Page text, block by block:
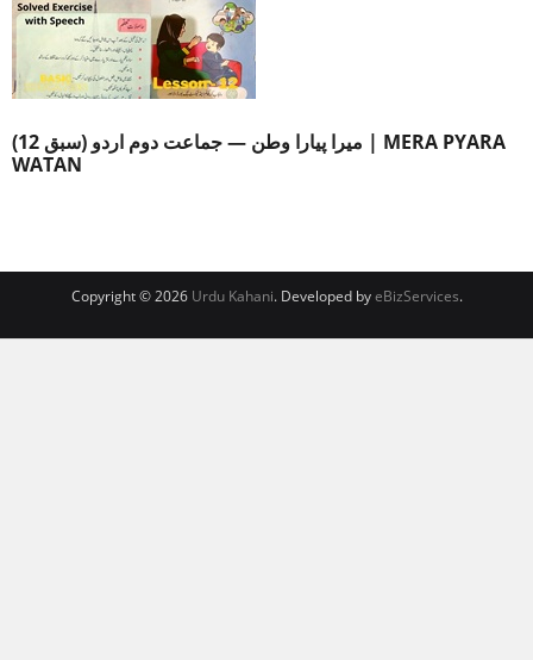
میرا پیارا وطن — جماعت دوم اردو (سبق 12) | MERA PYARA
WATAN
Copyright © 2026 Urdu Kahani. Developed byeBizServices.